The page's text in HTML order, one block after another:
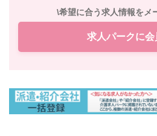
\希望に合う求人情報をメ
求人パークに会